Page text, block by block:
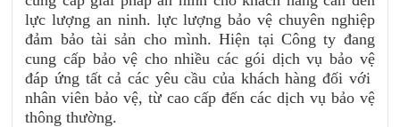
lực lượng an ninh. lực lượng bảo vệ chuyên nghiệp
đảm bảo tài sản cho mình.Hiện tại Công ty đang
cung cấp bảo vệ cho nhiều các gói dịch vụ bảo vệ
đáp ứng tất cả các yêu cầu của khách hàng đối với
nhân viên bảo vệ, từ cao cấp đến các dịch vụ bảo vệ
thông thường.